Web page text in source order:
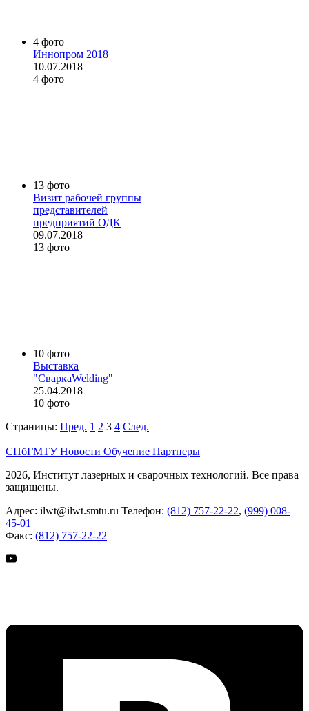
4 фото
Иннопром 2018
10.07.2018
4 фото
13 фото
Визит рабочей группы
представителей
предприятий ОДК
09.07.2018
13 фото
10 фото
Выставка
"СваркаWelding"
25.04.2018
10 фото
Страницы: Пред. 1 2 3 4 След.
СПбГМТУНовости Обучение Партнеры
2026, Институт лазерных и сварочных технологий. Все права
защищены.
Адрес: ilwt@ilwt.smtu.ru Телефон: (812) 757-22-22, (999) 008-
45-01
Факс: (812) 757-22-22